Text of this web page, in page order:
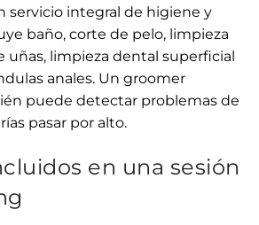
servicio integral de higiene y
baño, corte de pelo, limpieza
uñas, limpieza dental superficial
anales. Un groomer
puede detectar problemas de
pasar por alto.
en una sesión